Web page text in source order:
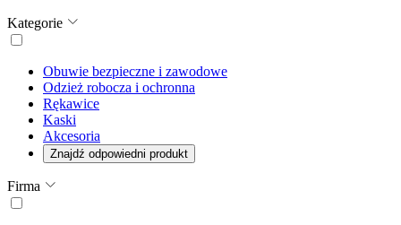
Kategorie
Obuwie bezpieczne i zawodowe
Odzież robocza i ochronna
Rękawice
Kaski
Akcesoria
Znajdź odpowiedni produkt
Firma